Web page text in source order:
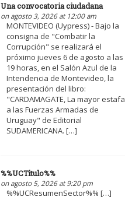
Una convocatoria ciudadana
on agosto 3, 2026 at 12:00 am
MONTEVIDEO (Uypress) - Bajo la
consigna de "Combatir la
Corrupción" se realizará el
próximo jueves 6 de agosto a las
19 horas, en el Salón Azul de la
Intendencia de Montevideo, la
presentación del libro:
"CARDAMAGATE, La mayor estafa
a las Fuerzas Armadas de
Uruguay" de Editorial
SUDAMERICANA. […]
%%UCTitulo%%
on agosto 5, 2026 at 9:20 pm
%%UCResumenSector%% […]